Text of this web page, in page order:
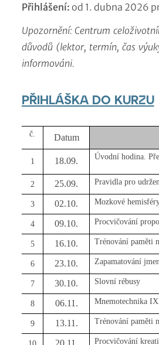
Přihlášení: od 1. dubna 2026
Upozornění: Centrum
důvodů (lektor, termín, čas
informováni.
PŘIHLÁŠKA DO KURZU
č. Datum
1 18.09. Úvodní hodina.
2 25.09. Pravidla pro
3 02.10. Mozkové
4 09.10. Procvičování
5 16.10. Trénování paměti
6 23.10. Zapamatování
7 30.10. Slovní rébusy
8 06.11. Mnemotechnika
9 13.11. Trénování paměti
20.11. Procvičování